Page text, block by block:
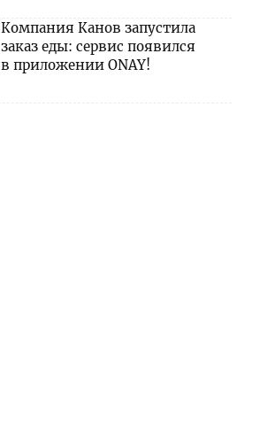
Компания Канов запустила
заказ еды: сервис появился
в приложении ONAY!